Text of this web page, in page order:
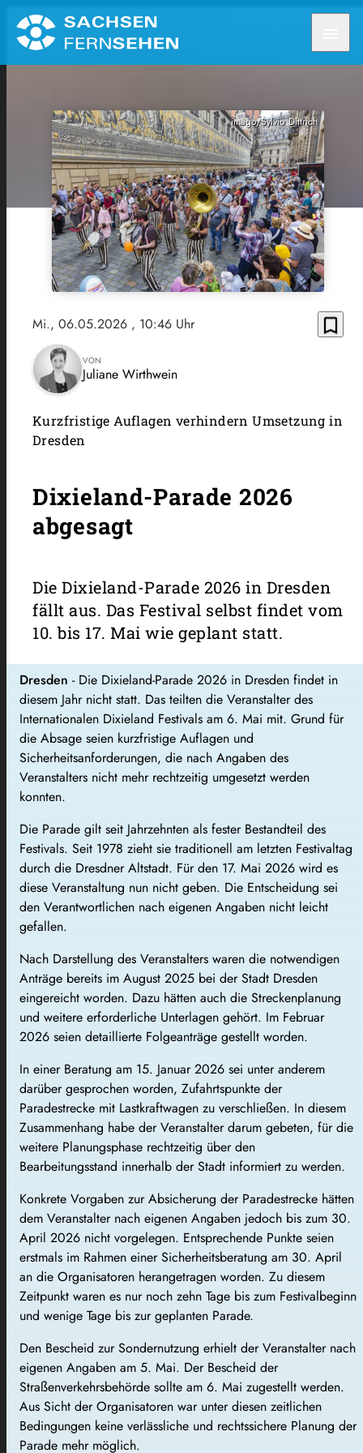
imago/Sylvio Dittrich
Mi., 06.05.2026 , 10:46 Uhr bookmark_border
VON
Juliane Wirthwein
Kurzfristige Auflagen verhindern Umsetzung in
Dresden
Dixieland-Parade 2026
abgesagt
Die Dixieland-Parade 2026 in Dresden
fällt aus. Das Festival selbst findet vom
10. bis 17. Mai wie geplant statt.
Dresden - Die Dixieland-Parade 2026 in Dresden findet in
diesem Jahr nicht statt. Das teilten die Veranstalter des
Internationalen Dixieland Festivals am 6. Mai mit. Grund für
die Absage seien kurzfristige Auflagen und
Sicherheitsanforderungen, die nach Angaben des
Veranstalters nicht mehr rechtzeitig umgesetzt werden
konnten.
Die Parade gilt seit Jahrzehnten als fester Bestandteil des
Festivals. Seit 1978 zieht sie traditionell am letzten Festivaltag
durch die Dresdner Altstadt. Für den 17. Mai 2026 wird es
diese Veranstaltung nun nicht geben. Die Entscheidung sei
den Verantwortlichen nach eigenen Angaben nicht leicht
gefallen.
Nach Darstellung des Veranstalters waren die notwendigen
Anträge bereits im August 2025 bei der Stadt Dresden
eingereicht worden. Dazu hätten auch die Streckenplanung
und weitere erforderliche Unterlagen gehört. Im Februar
2026 seien detaillierte Folgeanträge gestellt worden.
In einer Beratung am 15. Januar 2026 sei unter anderem
darüber gesprochen worden, Zufahrtspunkte der
Paradestrecke mit Lastkraftwagen zu verschließen. In diesem
Zusammenhang habe der Veranstalter darum gebeten, für die
weitere Planungsphase rechtzeitig über den
Bearbeitungsstand innerhalb der Stadt informiert zu werden.
Konkrete Vorgaben zur Absicherung der Paradestrecke hätten
dem Veranstalter nach eigenen Angaben jedoch bis zum 30.
April 2026 nicht vorgelegen. Entsprechende Punkte seien
erstmals im Rahmen einer Sicherheitsberatung am 30. April
an die Organisatoren herangetragen worden. Zu diesem
Zeitpunkt waren es nur noch zehn Tage bis zum Festivalbeginn
und wenige Tage bis zur geplanten Parade.
Den Bescheid zur Sondernutzung erhielt der Veranstalter nach
eigenen Angaben am 5. Mai. Der Bescheid der
Straßenverkehrsbehörde sollte am 6. Mai zugestellt werden.
Aus Sicht der Organisatoren war unter diesen zeitlichen
Bedingungen keine verlässliche und rechtssichere Planung der
Parade mehr möglich.